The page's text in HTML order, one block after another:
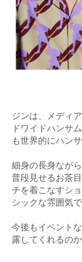
ジンは、メディ
ドワイドハンサ
も世界的にハン
細身の長身なが
普段見せるお茶
チを着こなすシ
シックな雰囲気
今後もイベント
露してくれるの